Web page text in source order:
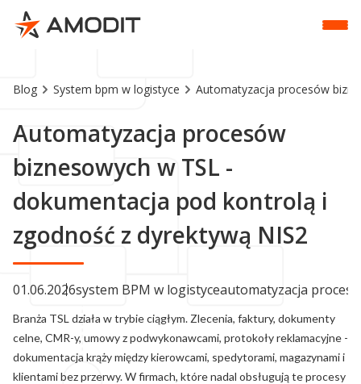
Blog System bpm w logistyce Automatyzacja procesów
Automatyzacja procesów
biznesowych w TSL -
dokumentacja pod kontrolą i
zgodność z dyrektywą NIS2
01.06.2026system BPM w logistyceautomatyzacja
Branża TSL działa w trybie ciągłym. Zlecenia, faktury, dokumenty
celne, CMR-y, umowy z podwykonawcami, protokoły reklamacyjne -
dokumentacja krąży między kierowcami, spedytorami, magazynami i
klientami bez przerwy. W firmach, które nadal obsługują te procesy